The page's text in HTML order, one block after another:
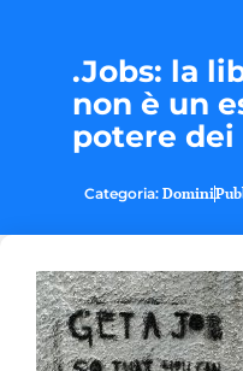
.Jobs: la
non è un
potere dei
Categoria: Domini